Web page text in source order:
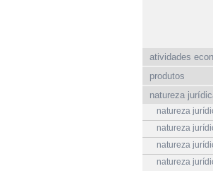
atividades
produtos
natureza
natureza
natureza
natureza
natureza